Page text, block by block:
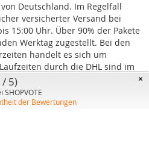
Deutschland. Im Regelfall
versicherter Versand bei
15:00 Uhr. Über 90% der Pakete
Werktag zugestellt. Bei den
handelt es sich um
durch die DHL sind im
von uns nicht beeinflusst
×
5)
der Bewertungen